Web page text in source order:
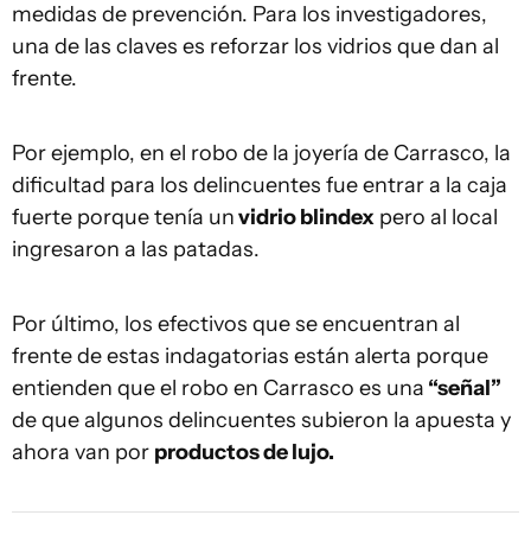
medidas de prevención. Para los investigadores,
una de las claves es reforzar los vidrios que dan al
frente.
Por ejemplo, en el robo de la joyería de Carrasco, la
dificultad para los delincuentes fue entrar a la caja
fuerte porque tenía unvidrio blindex pero al local
ingresaron a las patadas.
Por último, los efectivos que se encuentran al
frente de estas indagatorias están alerta porque
entienden que el robo en Carrasco es una “señal”
de que algunos delincuentes subieron la apuesta y
ahora van por productos de lujo.